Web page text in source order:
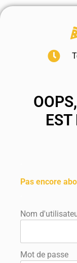
EST
Pas encore
Nom
Mot de passe